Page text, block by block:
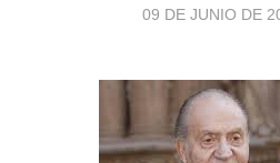
09 DE JUNIO DE